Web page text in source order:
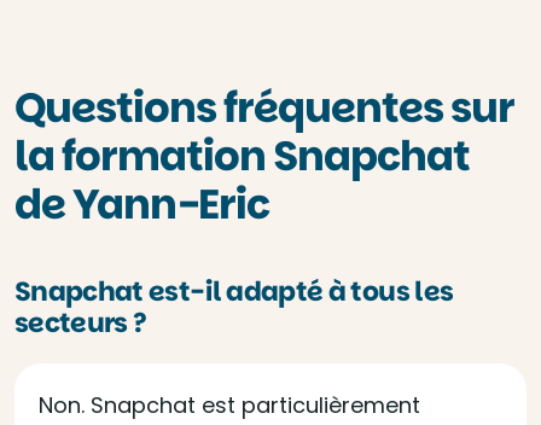
Questions fréquentes sur
la formation Snapchat
de Yann-Eric
Snapchat est-il adapté à tous les
secteurs ?
Non. Snapchat est particulièrement